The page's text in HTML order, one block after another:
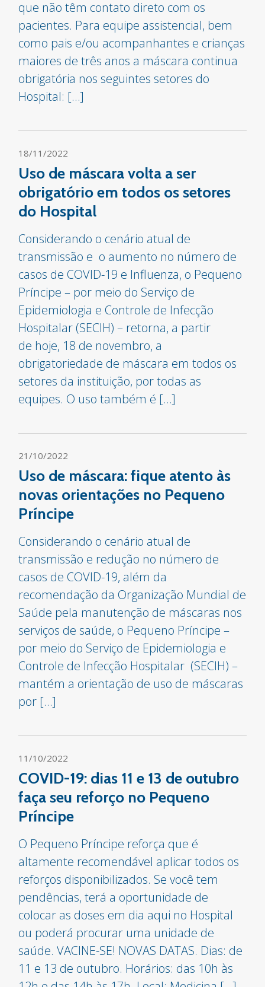
que não têm contato direto com os
pacientes. Para equipe assistencial, bem
como pais e/ou acompanhantes e crianças
maiores de três anos a máscara continua
obrigatória nos seguintes setores do
Hospital: […]
18/11/2022
Uso de máscara volta a ser
obrigatório em todos os setores
do Hospital
Considerando o cenário atual de
transmissão e o aumento no número de
casos de COVID-19 e Influenza, o Pequeno
Príncipe – por meio do Serviço de
Epidemiologia e Controle de Infecção
Hospitalar (SECIH) – retorna, a partir
de hoje, 18 de novembro, a
obrigatoriedade de máscara em todos os
setores da instituição, por todas as
equipes. O uso também é […]
21/10/2022
Uso de máscara: fique atento às
novas orientações no Pequeno
Príncipe
Considerando o cenário atual de
transmissão e redução no número de
casos de COVID-19, além da
recomendação da Organização Mundial de
Saúde pela manutenção de máscaras nos
serviços de saúde, o Pequeno Príncipe –
por meio do Serviço de Epidemiologia e
Controle de Infecção Hospitalar (SECIH) –
mantém a orientação de uso de máscaras
por […]
11/10/2022
COVID-19: dias 11 e 13 de outubro
faça seu reforço no Pequeno
Príncipe
O Pequeno Príncipe reforça que é
altamente recomendável aplicar todos os
reforços disponibilizados. Se você tem
pendências, terá a oportunidade de
colocar as doses em dia aqui no Hospital
ou poderá procurar uma unidade de
saúde. VACINE-SE! NOVAS DATAS. Dias: de
11 e 13 de outubro. Horários: das 10h às